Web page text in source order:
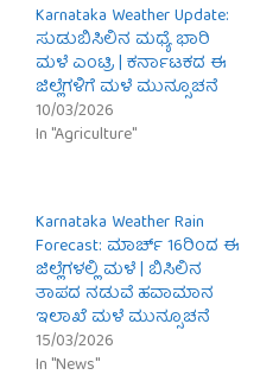
Karnataka Weather Update:
ಸುಡುಬಿಸಿಲಿನ ಮಧ್ಯೆ ಭಾರಿ
ಮಳೆ ಎಂಟ್ರಿ | ಕರ್ನಾಟಕದ ಈ
ಜಿಲ್ಲೆಗಳಿಗೆ ಮಳೆ ಮುನ್ಸೂಚನೆ
10/03/2026
In "Agriculture"
Karnataka Weather Rain
Forecast: ಮಾರ್ಚ್ 16ರಿಂದ ಈ
ಜಿಲ್ಲೆಗಳಲ್ಲಿ ಮಳೆ | ಬಿಸಿಲಿನ
ತಾಪದ ನಡುವೆ ಹವಾಮಾನ
ಇಲಾಖೆ ಮಳೆ ಮುನ್ಸೂಚನೆ
15/03/2026
In "News"